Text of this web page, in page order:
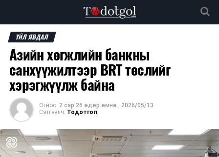
ҮЙЛ ЯВДАЛ
Азийн хөгжлийн банкны
санхүүжилтээр BRT төслийг
хэрэгжүүлж байна
Огноо: 2 сар 26 өдөр.өмнө , 2026/05/13
Сэтгүүлч: Тодотгол